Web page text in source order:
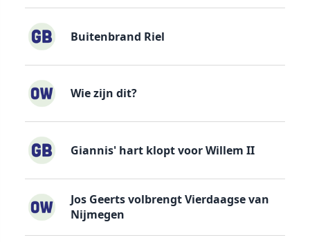
Buitenbrand Riel
Wie zijn dit?
Giannis' hart klopt voor Willem II
Jos Geerts volbrengt Vierdaagse van
Nijmegen